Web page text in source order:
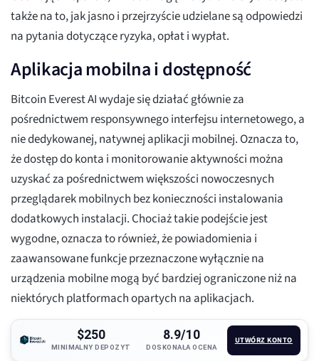
także na to, jak jasno i przejrzyście udzielane są odpowiedzi
na pytania dotyczące ryzyka, opłat i wypłat.
Aplikacja mobilna i dostępność
Bitcoin Everest AI wydaje się działać głównie za
pośrednictwem responsywnego interfejsu internetowego, a
nie dedykowanej, natywnej aplikacji mobilnej. Oznacza to,
że dostęp do konta i monitorowanie aktywności można
uzyskać za pośrednictwem większości nowoczesnych
przeglądarek mobilnych bez konieczności instalowania
dodatkowych instalacji. Chociaż takie podejście jest
wygodne, oznacza to również, że powiadomienia i
zaawansowane funkcje przeznaczone wyłącznie na
urządzenia mobilne mogą być bardziej ograniczone niż na
niektórych platformach opartych na aplikacjach.
$250
MINIMALNY DEPOZYT
8.9/10
DOSKONAŁA OCENA
UTWÓRZ KONTO